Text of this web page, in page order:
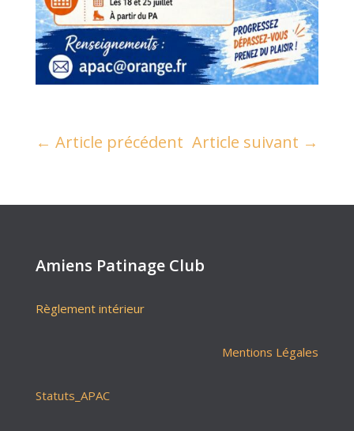
← Article précédent Article suivant →
Amiens Patinage Club
Règlement intérieur
Mentions Légales
Statuts_APAC